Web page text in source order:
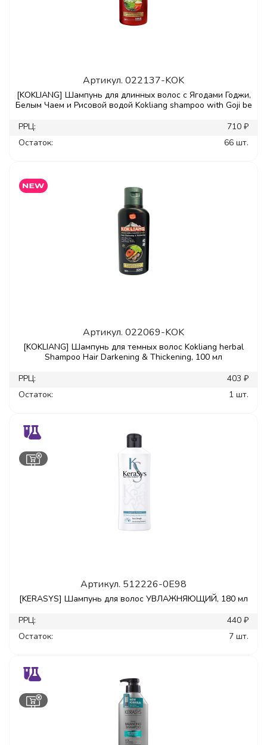
Артикул. 022137-KOK
[KOKLIANG] Шампунь для длинных волос с Ягодами Годжи,
Белым Чаем и Рисовой водой Kokliang shampoo with Goji be
РРЦ:
710 ₽
Остаток:
66 шт.
Артикул. 022069-KOK
[KOKLIANG] Шампунь для темных волос Kokliang herbal
Shampoo Hair Darkening & Thickening, 100 мл
РРЦ:
403 ₽
Остаток:
1 шт.
Артикул. 512226-0E98
[KERASYS] Шампунь для волос УВЛАЖНЯЮЩИЙ, 180 мл
РРЦ:
440 ₽
Остаток:
7 шт.